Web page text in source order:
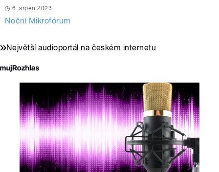
6. srpen 2023
Noční Mikrofórum
Největší audioportál na českém internetu